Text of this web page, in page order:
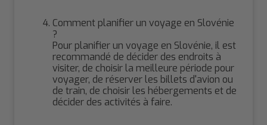
Comment planifier un voyage en Slovénie
?
Pour planifier un voyage en Slovénie, il est
recommandé de décider des endroits à
visiter, de choisir la meilleure période pour
voyager, de réserver les billets d'avion ou
de train, de choisir les hébergements et de
décider des activités à faire.